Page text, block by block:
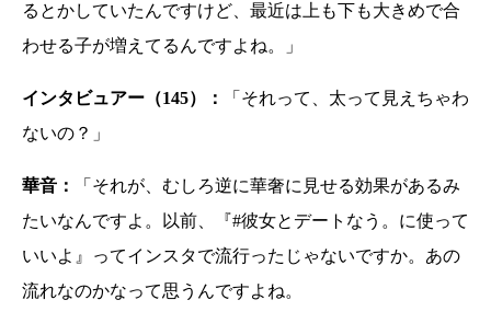
るとかしていたんですけど、最近は上も下も大きめで合
わせる子が増えてるんですよね。」
インタビュアー（145）：
「それって、太って見えちゃわ
ないの？」
華音：
「それが、むしろ逆に華奢に見せる効果があるみ
たいなんですよ。以前、『#彼女とデートなう。に使って
いいよ』ってインスタで流行ったじゃないですか。あの
流れなのかなって思うんですよね。